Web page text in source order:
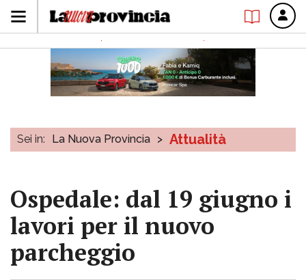
Sei in: La Nuova Provincia > Attualità
Ospedale: dal 19 giugno i
lavori per il nuovo
parcheggio